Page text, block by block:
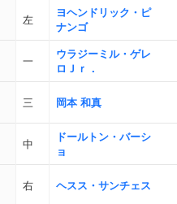
左
ヨヘンドリック・ピ
ナンゴ
一
ウラジーミル・ゲレ
ロＪｒ．
三 岡本 和真
中
ドールトン・バーシ
ョ
右 ヘスス・サンチェス